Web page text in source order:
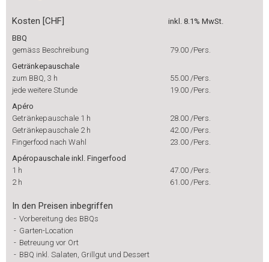
Kosten [CHF]
inkl. 8.1% MwSt.
BBQ
gemäss Beschreibung
79.00 /Pers.
Getränkepauschale
zum BBQ, 3 h
55.00 /Pers.
jede weitere Stunde
19.00 /Pers.
Apéro
Getränkepauschale 1 h
28.00 /Pers.
Getränkepauschale 2 h
42.00 /Pers.
Fingerfood nach Wahl
23.00 /Pers.
Apéropauschale inkl. Fingerfood
1 h
47.00 /Pers.
2 h
61.00 /Pers.
In den Preisen inbegriffen
- Vorbereitung des BBQs
- Garten-Location
- Betreuung vor Ort
- BBQ inkl. Salaten, Grillgut und Dessert